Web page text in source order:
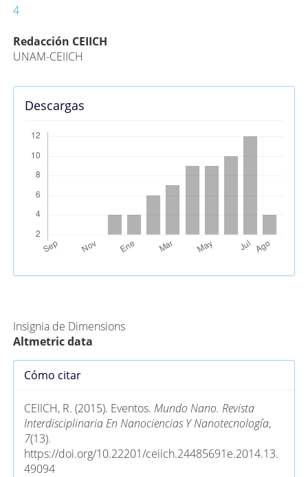
4
Contenido
principal
del
artículo
Redacción CEIICH
UNAM-CEIICH
Descargas
Insignia de Dimensions
Altmetric data
Detalles
artículo
Cómo citar
CEIICH, R. (2015). Eventos. Mundo Nano. Revista
Interdisciplinaria En Nanociencias Y Nanotecnología,
7(13).
https://doi.org/10.22201/ceiich.24485691e.2014.13.
49094